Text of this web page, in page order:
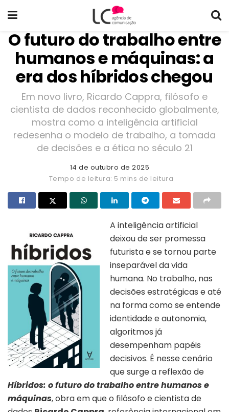
O futuro do trabalho entre
humanos e máquinas: a
era dos híbridos chegou
Em novo livro, Ricardo Cappra, filósofo e
cientista de dados reconhecido globalmente,
mostra como a inteligência artificial
redesenha o modelo de trabalho, a tomada
de decisões e a ética no século 21
14 de outubro de 2025
Tempo de leitura: 5 mins de leitura
A inteligência artificial
deixou de ser promessa
futurista e se tornou parte
inseparável da vida
humana. No trabalho, nas
decisões estratégicas e até
na forma como se entende
identidade e autonomia,
algoritmos já
desempenham papéis
decisivos. É nesse cenário
que surge a reflexão de
Híbridos: o futuro do trabalho entre humanos e
máquinas, obra em que o filósofo e cientista de